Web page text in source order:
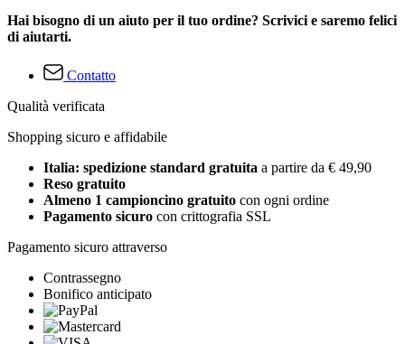
Hai bisogno di un aiuto per il tuo ordine? Scrivici e saremo felici
di aiutarti.
Contatto
Qualità verificata
Shopping sicuro e affidabile
Italia: spedizione standard gratuita a partire da € 49,90
Reso gratuito
Almeno 1 campioncino gratuito con ogni ordine
Pagamento sicuro con crittografia SSL
Pagamento sicuro attraverso
Contrassegno
Bonifico anticipato